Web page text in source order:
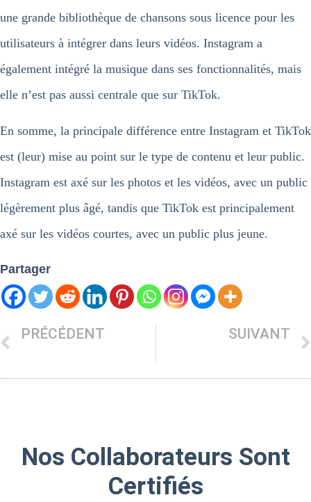
une grande bibliothèque de chansons sous licence pour les
utilisateurs à intégrer dans leurs vidéos. Instagram a
également intégré la musique dans ses fonctionnalités, mais
elle n’est pas aussi centrale que sur TikTok.
En somme, la principale différence entre Instagram et TikTok
est (leur) mise au point sur le type de contenu et leur public.
Instagram est axé sur les photos et les vidéos, avec un public
légèrement plus âgé, tandis que TikTok est principalement
axé sur les vidéos courtes, avec un public plus jeune.
Partager
PRÉCÉDENT SUIVANT
Nos Collaborateurs Sont
Certifiés